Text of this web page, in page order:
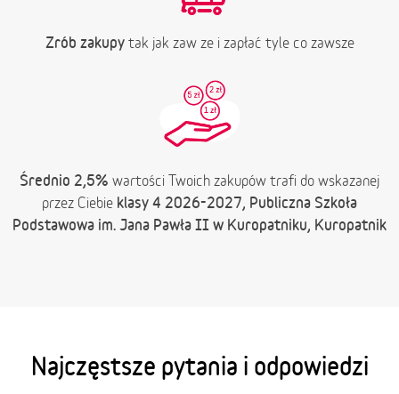
Zrób zakupytak jak zaw ze i zapłać tyle co zawsze
Średnio 2,5% wartości Twoich zakupów trafi do wskazanej
przez Ciebie klasy 4 2026-2027, Publiczna Szkoła
Podstawowa im. Jana Pawła II w Kuropatniku, Kuropatnik
Najczęstsze pytania i odpowiedzi